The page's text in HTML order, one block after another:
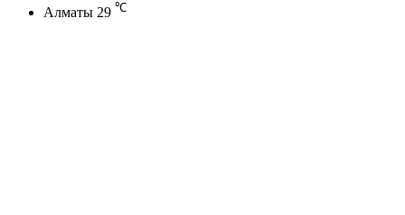
Алматы 29 ℃